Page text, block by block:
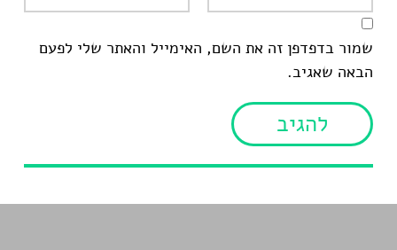
שמור בדפדפן זה את השם, האימייל והאתר שלי לפעם
הבאה שאגיב.